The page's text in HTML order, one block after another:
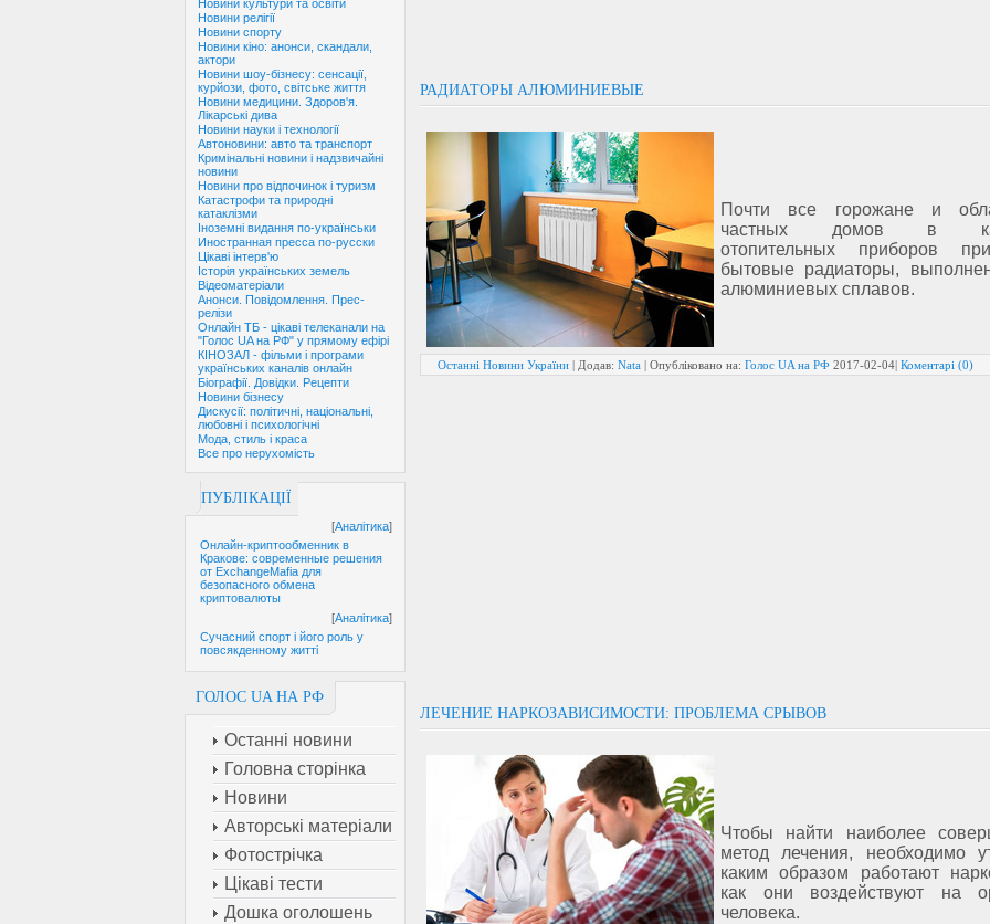
Новини культури та освіти
Новини релігії
Новини спорту
Новини кіно: анонси, скандали,
актори
Новини шоу-бізнесу: сенсації,
курйози, фото, світське життя
Новини медицини. Здоров'я.
Лікарські дива
Новини науки і технології
Автоновини: авто та транспорт
Кримінальні новини і надзвичайні
новини
Новини про відпочинок і туризм
Катастрофи та природні
катаклізми
Іноземні видання по-українськи
Иностранная пресса по-русски
Цікаві інтерв'ю
Історія українських земель
Відеоматеріали
Анонси. Повідомлення. Прес-
релізи
Онлайн ТБ - цікаві телеканали на
"Голос UA на РФ" у прямому ефірі
КІНОЗАЛ - фільми і програми
українських каналів онлайн
Біографії. Довідки. Рецепти
Новини бізнесу
Дискусії: політичні, національні,
любовні і психологічні
Мода, стиль і краса
Все про нерухомість
ПУБЛІКАЦІЇ
[Аналітика]
Онлайн-криптообменник в
Кракове: современные решения
от ExchangeMafia для
безопасного обмена
криптовалюты
[Аналітика]
Сучасний спорт і його роль у
повсякденному житті
ГОЛОС UA НА РФ
Останні новини
Головна сторінка
Новини
Авторські матеріали
Фотострічка
Цікаві тести
Дошка оголошень
РАДИАТОРЫ АЛЮМИНИЕВЫЕ
Почти все горожане и
частных домов в
отопительных приборов
бытовые радиаторы,
алюминиевых сплавов.
Останні Новини України | Додав: Nata | Опубліковано на: Голос UA на РФ 2017-02-04| Коментарі (0)
ЛЕЧЕНИЕ НАРКОЗАВИСИМОСТИ: ПРОБЛЕМА СРЫВОВ
Чтобы найти наиболее
метод лечения, необходимо
каким образом работают
как они воздействуют на
человека.